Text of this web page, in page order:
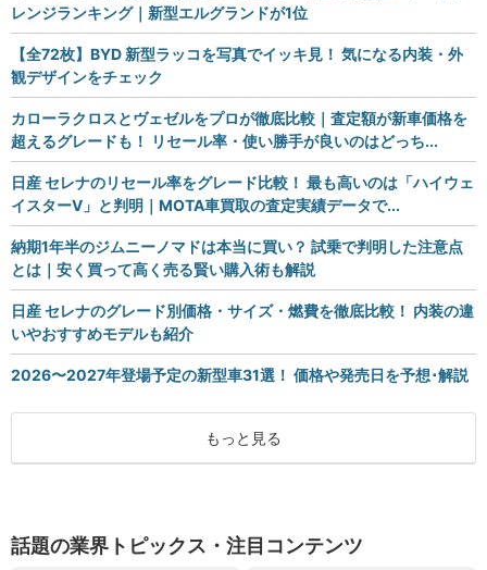
レンジランキング｜新型エルグランドが1位
【全72枚】BYD 新型ラッコを写真でイッキ見！ 気になる内装・外
観デザインをチェック
カローラクロスとヴェゼルをプロが徹底比較｜査定額が新車価格を
超えるグレードも！ リセール率・使い勝手が良いのはどっち...
日産 セレナのリセール率をグレード比較！ 最も高いのは「ハイウェ
イスターV」と判明｜MOTA車買取の査定実績データで...
納期1年半のジムニーノマドは本当に買い？ 試乗で判明した注意点
とは｜安く買って高く売る賢い購入術も解説
日産 セレナのグレード別価格・サイズ・燃費を徹底比較！ 内装の違
いやおすすめモデルも紹介
2026〜2027年登場予定の新型車31選！ 価格や発売日を予想･解説
もっと見る
話題の業界トピックス・注目コンテンツ